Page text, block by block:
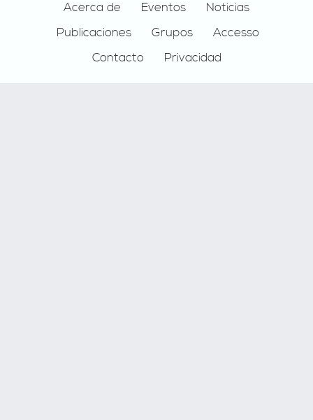
Acerca de Eventos
Noticias
Publicaciones
Grupos
Accesso
Contacto
Privacidad